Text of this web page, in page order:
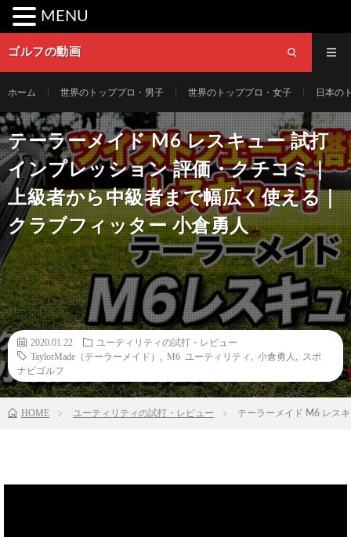
ゴルフの動画
ホーム 世界のトッププロ・男子 世界のトッププロ・女子 日本の
テーラーメイド M6 レスキュー 試打
インプレッション 評価・クチコミ｜
上級者から中級者まで幅広く使える｜
クラブフィッター 小倉勇人
2020.01.22
ユーティリティの試打・レビュー
TaylorMade（テーラーメイド）
M6 ユーティリティ 小倉勇人
スポ
ナビゴルフ
HOME ユーティリティの試打・レビュー テーラーメイド M6 レス
MENU